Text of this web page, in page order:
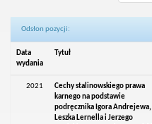
Odsłon pozycji:
Data
wydania
Tytuł
2021
Cechy stalinowskiego prawa
karnego na podstawie
podręcznika Igora Andrejewa,
Leszka Lernella i Jerzego